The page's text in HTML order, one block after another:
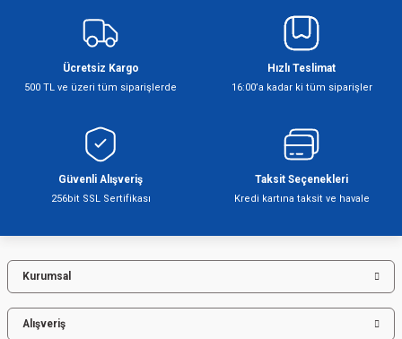
Görüş ve önerileriniz için teşekkür ederiz.
Ürün resmi kalitesiz, bozuk veya görüntülenemiyor.
Ürün bilgilerinde hatalar bulunuyor.
Ürün fiyatı diğer sitelerden daha pahalı.
Bu ürüne benzer farklı alternatifler olmalı.
Gönder
Ücretsiz Kargo
500 TL ve üzeri tüm siparişlerde
Hızlı Teslimat
16:00’a kadar ki tüm siparişler
Güvenli Alışveriş
256bit SSL Sertifikası
Taksit Seçenekleri
Kredi kartına taksit ve havale
Kurumsal
Alışveriş